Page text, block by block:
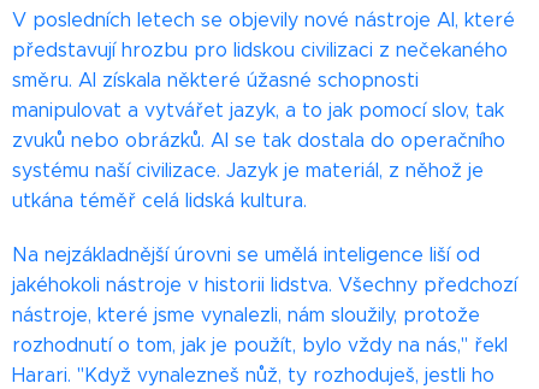
V posledních letech se objevily nové nástroje AI, které
představují hrozbu pro lidskou civilizaci z nečekaného
směru. AI získala některé úžasné schopnosti
manipulovat a vytvářet jazyk, a to jak pomocí slov, tak
zvuků nebo obrázků. AI se tak dostala do operačního
systému naší civilizace. Jazyk je materiál, z něhož je
utkána téměř celá lidská kultura.
Na nejzákladnější úrovni se umělá inteligence liší od
jakéhokoli nástroje v historii lidstva. Všechny předchozí
nástroje, které jsme vynalezli, nám sloužily, protože
rozhodnutí o tom, jak je použít, bylo vždy na nás," řekl
Harari. "Když vynalezneš nůž, ty rozhoduješ, jestli ho